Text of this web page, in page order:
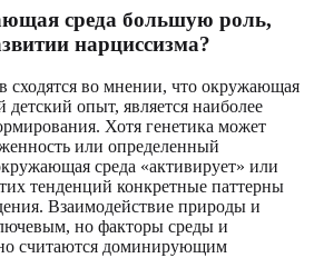
среда большую роль,
нарциссизма?
сходятся во мнении, что окружающая
детский опыт, является наиболее
Хотя генетика может
или определенный
среда «активирует» или
тенденций конкретные паттерны
Взаимодействие природы и
но факторы среды и
считаются доминирующим